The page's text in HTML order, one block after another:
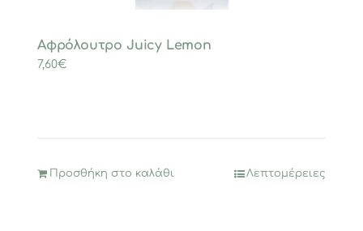
Αφρόλουτρο Juicy Lemon
7,60€
Προσθήκη στο καλάθι Λεπτομέρειες